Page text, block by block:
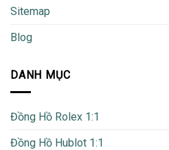
Sitemap
Blog
DANH MỤC
Đồng Hồ Rolex 1:1
Đồng Hồ Hublot 1:1